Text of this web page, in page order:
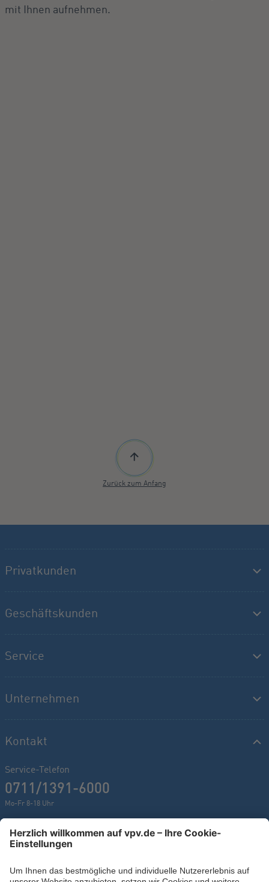
mit Ihnen aufnehmen.
Zurück zum Anfang
Privatkunden
Geschäftskunden
Service
Unternehmen
Kontakt
Service-Telefon
0711/1391-6000
Mo-Fr 8-18 Uhr
Kontaktformular